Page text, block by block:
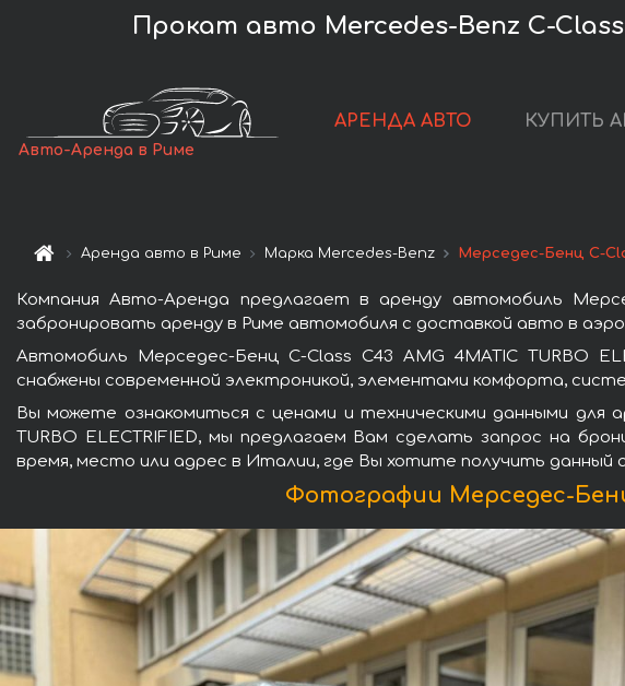
Прокат авто Mercedes-Benz C-Class
Авто-Аренда в Риме
АРЕНДА АВТО КУПИТЬ
Аренда авто в Риме Марка Mercedes-Benz Мерседес-Бенц C-
Компания Авто-Аренда предлагает в аренду автомобиль
забронировать аренду в Риме автомобиля с доставкой авто в
Автомобиль Мерседес-Бенц C-Class C43 AMG 4MATIC TURBO
снабжены современной электроникой, элементами комфорта,
Вы можете ознакомиться с ценами и техническими данными для
TURBO ELECTRIFIED, мы предлагаем Вам сделать запрос на
время, место или адрес в Италии, где Вы хотите получить
Фотографии Мерседес-Бенц